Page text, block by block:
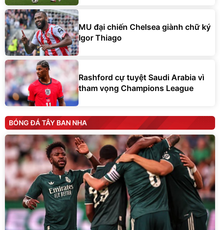
MU đại chiến Chelsea giành chữ ký
Igor Thiago
Rashford cự tuyệt Saudi Arabia vì
tham vọng Champions League
BÓNG ĐÁ TÂY BAN NHA